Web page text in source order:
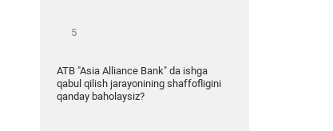
ATB "Asia Alliance Bank" da ishga
qabul qilish jarayonining shaffofligini
qanday baholaysiz?